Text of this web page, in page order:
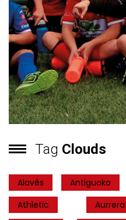
Tag Clouds
Alavés Antiguoko
Athletic